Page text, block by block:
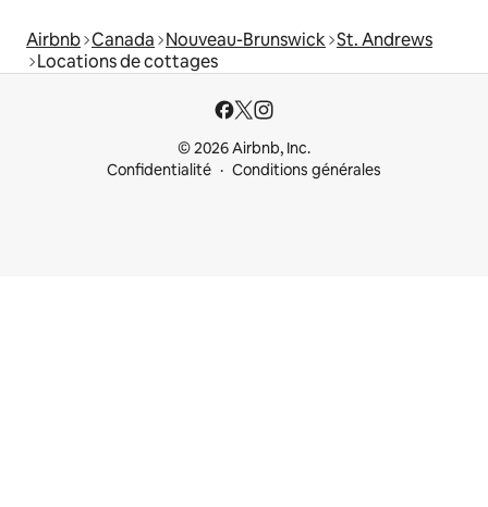
Airbnb Canada Nouveau-Brunswick St. Andrews
Locations de cottages
© 2026 Airbnb, Inc.
Confidentialité
Conditions générales